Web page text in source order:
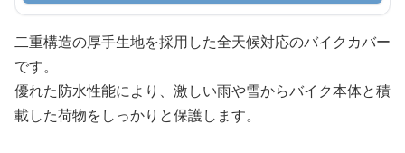
二重構造の厚手生地を採用した全天候対応のバイクカバー
です。
優れた防水性能により、激しい雨や雪からバイク本体と積
載した荷物をしっかりと保護します。